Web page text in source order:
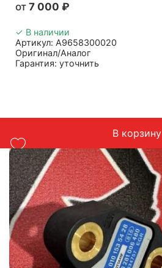
7 000 ₽
✓ В наличии
Артикул: A9658300020
Оригинал/Аналог
Гарантия: уточнить
В корзину